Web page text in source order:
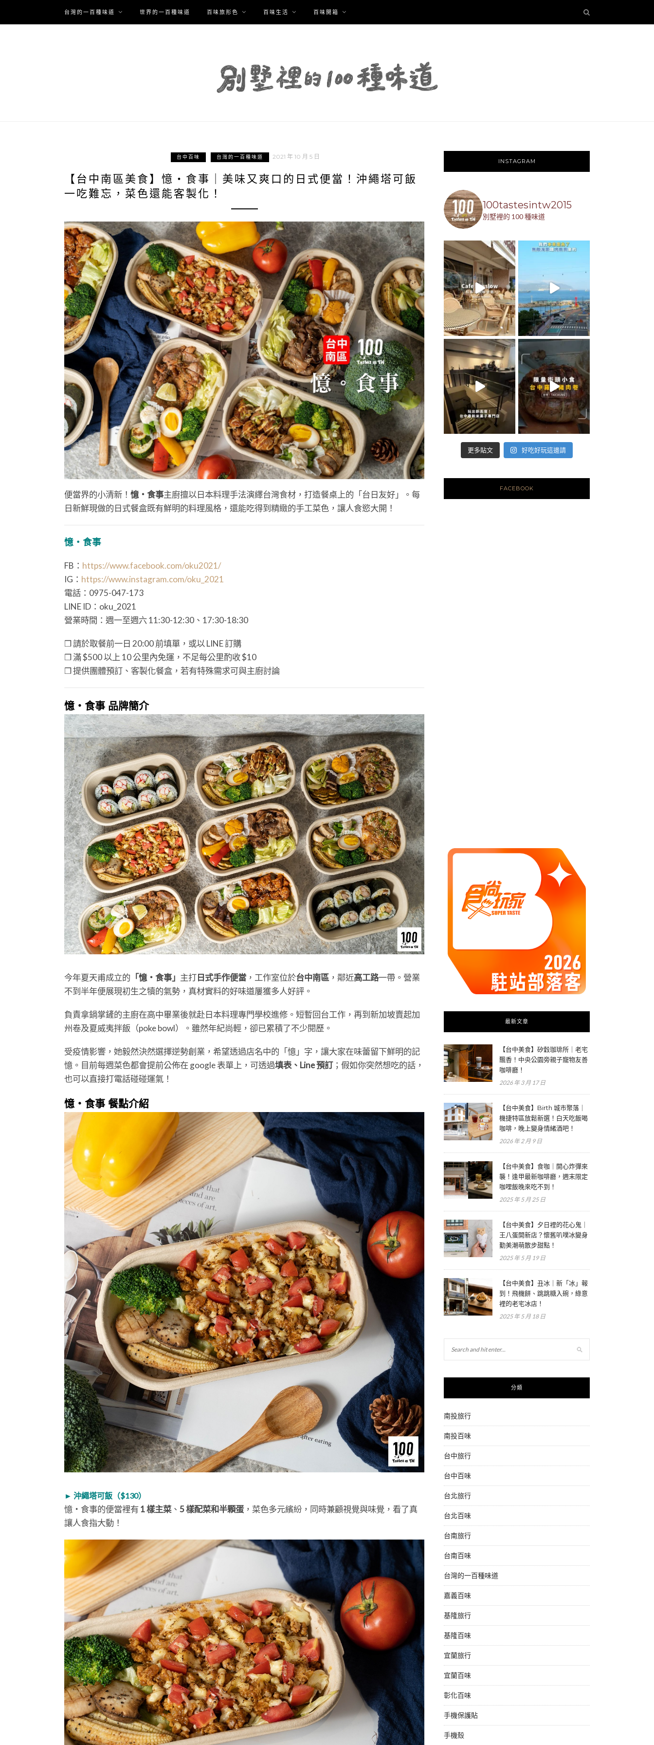
台灣的一百種味道 世界的一百種味道 百味旅形色 百味生活 百味開箱
台中百味 台灣的一百種味道 2021 年 10 月 5 日
【台中南區美食】憶・食事｜美味又爽口的日式便當！沖繩塔可飯
一吃難忘，菜色還能客製化！
便當界的小清新！ 憶・食事主廚擅以日本料理手法演繹台灣食材，打造餐桌上的「台日友好」。每
日新鮮現做的日式餐盒既有鮮明的料理風格，還能吃得到精緻的手工菜色，讓人食慾大開！
憶・食事
FB： https://www.facebook.com/oku2021/
IG： https://www.instagram.com/oku_2021
電話：0975-047-173
LINE ID：oku_2021
營業時間：週一至週六 11:30-12:30、17:30-18:30
❒ 請於取餐前一日 20:00 前填單，或以 LINE 訂購
❒ 滿 $500 以上 10 公里內免運，不足每公里酌收 $10
❒ 提供團體預訂、客製化餐盒，若有特殊需求可與主廚討論
憶・食事 品牌簡介
今年夏天甫成立的 「憶・食事」 主打 日式手作便當 ，工作室位於台中南區 ，鄰近高工路一帶。營業
不到半年便展現初生之犢的氣勢，真材實料的好味道屢獲多人好評。
負責拿鍋掌鏟的主廚在高中畢業後就赴日本料理專門學校進修。短暫回台工作，再到新加坡賣起加
州卷及夏威夷拌飯（poke bowl）。雖然年紀尚輕，卻已累積了不少閱歷。
受疫情影響，她毅然決然選擇逆勢創業，希望透過店名中的「憶」字，讓大家在味蕾留下鮮明的記
憶。目前每週菜色都會提前公佈在 google 表單上，可透過填表、Line 預訂；假如你突然想吃的話，
也可以直接打電話碰碰運氣！
憶・食事 餐點介紹
► 沖繩塔可飯（$130）
憶・食事的便當裡有1 樣主菜、 5 樣配菜和半顆蛋，菜色多元繽紛，同時兼顧視覺與味覺，看了真
讓人食指大動！
INSTAGRAM
100tastesintw2015
別墅裡的 100 種味道
更多貼文 好吃好玩這邊請
FACEBOOK
最新文章
【台中美食】矽穀珈琲所｜老宅
飄香！中央公園旁親子寵物友善
咖啡廳！
2026 年 3 月 17 日
【台中美食】Birth 城市聚落｜
機捷特區放鬆新選！白天吃飯喝
咖啡，晚上變身情緒酒吧！
2026 年 2 月 9 日
【台中美食】食咖｜開心炸彈來
襲！逢甲最新咖啡廳，週末限定
咖哩飯晚來吃不到！
2025 年 5 月 25 日
【台中美食】夕日裡的花心鬼｜
王八蛋開新店？懷舊叭噗冰變身
勤美潮萌散步甜點！
2025 年 5 月 19 日
【台中美食】丑冰｜新「冰」報
到！飛機餅、跳跳糖入碗，綠意
裡的老宅冰店！
2025 年 5 月 18 日
分類
南投旅行
南投百味
台中旅行
台中百味
台北旅行
台北百味
台南旅行
台南百味
台灣的一百種味道
嘉義百味
基隆旅行
基隆百味
宜蘭旅行
宜蘭百味
彰化百味
手機保護貼
手機殼